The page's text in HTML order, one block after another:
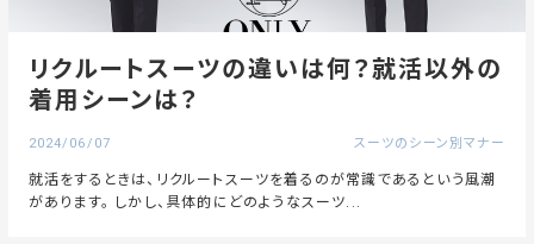
リクルートスーツの違いは何？就活以外の
着用シーンは？
2024/06/07 スーツのシーン別マナー
就活をするときは、リクルートスーツを着るのが常識であるという風潮
があります。 しかし、具体的にどのようなスーツ...